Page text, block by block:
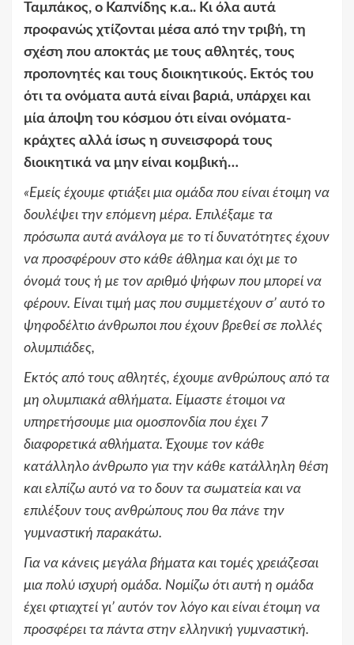
Ταμπάκος, ο Καπνίδης κ.α.. Κι όλα αυτά
προφανώς χτίζονται μέσα από την τριβή, τη
σχέση που αποκτάς με τους αθλητές, τους
προπονητές και τους διοικητικούς. Εκτός του
ότι τα ονόματα αυτά είναι βαριά, υπάρχει και
μία άποψη του κόσμου ότι είναι ονόματα-
κράχτες αλλά ίσως η συνεισφορά τους
διοικητικά να μην είναι κομβική…
«Εμείς έχουμε φτιάξει μια ομάδα που είναι έτοιμη να
δουλέψει την επόμενη μέρα. Επιλέξαμε τα
πρόσωπα αυτά ανάλογα με το τί δυνατότητες έχουν
να προσφέρουν στο κάθε άθλημα και όχι με το
όνομά τους ή με τον αριθμό ψήφων που μπορεί να
φέρουν. Είναι τιμή μας που συμμετέχουν σ’ αυτό το
ψηφοδέλτιο άνθρωποι που έχουν βρεθεί σε πολλές
ολυμπιάδες,
Εκτός από τους αθλητές, έχουμε ανθρώπους από τα
μη ολυμπιακά αθλήματα. Είμαστε έτοιμοι να
υπηρετήσουμε μια ομοσπονδία που έχει 7
διαφορετικά αθλήματα. Έχουμε τον κάθε
κατάλληλο άνθρωπο για την κάθε κατάλληλη θέση
και ελπίζω αυτό να το δουν τα σωματεία και να
επιλέξουν τους ανθρώπους που θα πάνε την
γυμναστική παρακάτω.
Για να κάνεις μεγάλα βήματα και τομές χρειάζεσαι
μια πολύ ισχυρή ομάδα. Νομίζω ότι αυτή η ομάδα
έχει φτιαχτεί γι’ αυτόν τον λόγο και είναι έτοιμη να
προσφέρει τα πάντα στην ελληνική γυμναστική.